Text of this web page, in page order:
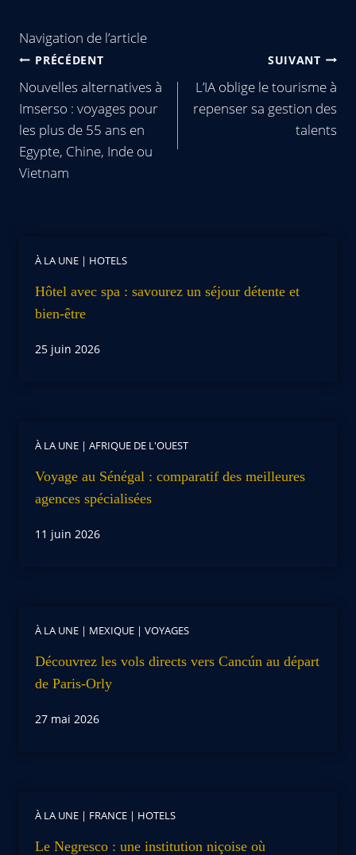
Navigation de l’article
PRÉCÉDENT
Nouvelles alternatives à
Imserso : voyages pour
les plus de 55 ans en
Egypte, Chine, Inde ou
Vietnam
SUIVANT
L’IA oblige le tourisme à
repenser sa gestion des
talents
À LA UNE | HOTELS
Hôtel avec spa : savourez un séjour détente et
bien-être
25 juin 2026
À LA UNE | AFRIQUE DE L'OUEST
Voyage au Sénégal : comparatif des meilleures
agences spécialisées
11 juin 2026
À LA UNE | MEXIQUE | VOYAGES
Découvrez les vols directs vers Cancún au départ
de Paris-Orly
27 mai 2026
À LA UNE | FRANCE | HOTELS
Le Negresco : une institution niçoise où